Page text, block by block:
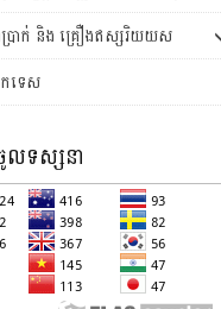
ប្រាក់ និង គ្រឿងឥស្សរិយយស
កទេស
លទស្សនា